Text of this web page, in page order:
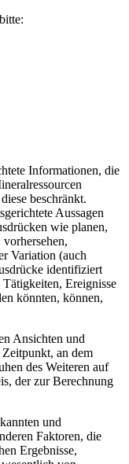
Informationen, die
beschränkt.
Aussagen
wie planen,
Variation (auch
identifiziert
Tätigkeiten, Ereignisse
könnten, können,
Ansichten und
an dem
des Weiteren auf
der zur Berechnung
und
Faktoren, die
Ergebnisse,